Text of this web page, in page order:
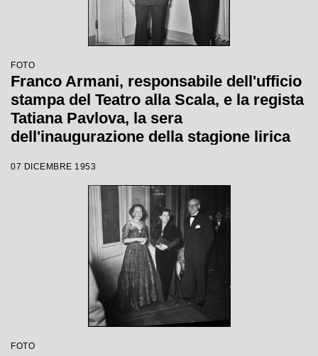
FOTO
Franco Armani, responsabile dell'ufficio
stampa del Teatro alla Scala, e la regista
Tatiana Pavlova, la sera
dell'inaugurazione della stagione lirica
Alfredo Catalani, diretta da Carlo Maria
Giulini, con la regia della Pavlova stessa
07 DICEMBRE 1953
FOTO